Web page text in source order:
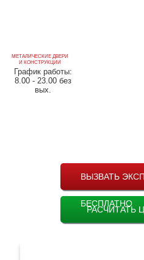
МЕТАЛИЧЕСКИЕ ДВЕРИ
И КОНСТРУКЦИИ
График работы:
8.00 - 23.00 без
вых.
ВЫЗВАТЬ
БЕСПЛАТНО
РАСЧИТАТЬ